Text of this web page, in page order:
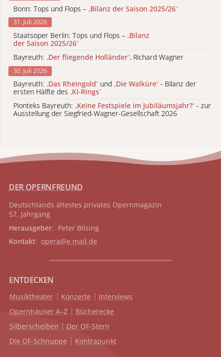
Bonn: Tops und Flops – „Bilanz der Saison 2025/26“
31. Juli 2026
Staatsoper Berlin: Tops und Flops – „Bilanz
der Saison 2025/26“
Bayreuth: „Der fliegende Holländer“, Richard Wagner
30. Juli 2026
Bayreuth: „Das Rheingold“ und „Die Walküre“ - Bilanz der
ersten Hälfte des „KI-Rings“
Pionteks Bayreuth: „Keine Festspiele im Jubiläumsjahr?“ - zur
Ausstellung der Siegfried-Wagner-Gesellschaft 2026
DER OPERNFREUND
Deutschlands ältestes privates Opernmagazin
57. Jahrgang
Herausgeber: Peter Bilsing
Kontakt: opera@e.mail.de
ENTDECKEN
Musiktheater Konzerte
Interviews
Opernhäuser A–Z
Bücherecke
Silberscheiben
Der OF-Stern
Die OF-Schnuppe
Kontrapunkt